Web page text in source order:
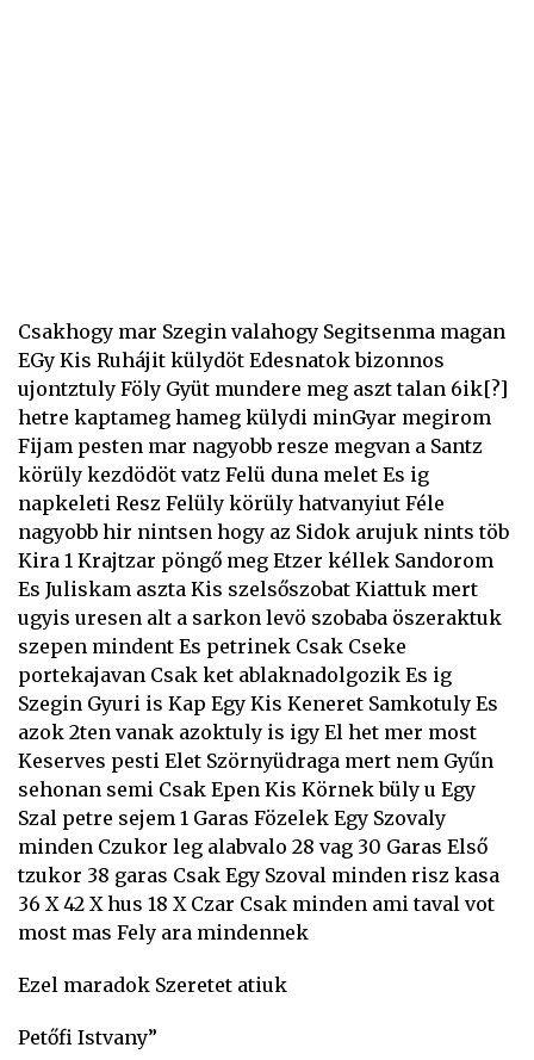
Csakhogy mar Szegin valahogy Segitsenma magan
EGy Kis Ruhájit külydöt Edesnatok bizonnos
ujontztuly Föly Gyüt mundere meg aszt talan 6ik[?]
hetre kaptameg hameg külydi minGyar megirom
Fijam pesten mar nagyobb resze megvan a Santz
körüly kezdödöt vatz Felü duna melet Es ig
napkeleti Resz Felüly körüly hatvanyiut Féle
nagyobb hir nintsen hogy az Sidok arujuk nints töb
Kira 1 Krajtzar pöngő meg Etzer kéllek Sandorom
Es Juliskam aszta Kis szelsőszobat Kiattuk mert
ugyis uresen alt a sarkon levö szobaba öszeraktuk
szepen mindent Es petrinek Csak Cseke
portekajavan Csak ket ablaknadolgozik Es ig
Szegin Gyuri is Kap Egy Kis Keneret Samkotuly Es
azok 2ten vanak azoktuly is igy El het mer most
Keserves pesti Elet Szörnyüdraga mert nem Gyűn
sehonan semi Csak Epen Kis Körnek büly u Egy
Szal petre sejem 1 Garas Fözelek Egy Szovaly
minden Czukor leg alabvalo 28 vag 30 Garas Első
tzukor 38 garas Csak Egy Szoval minden risz kasa
36 X 42 X hus 18 X Czar Csak minden ami taval vot
most mas Fely ara mindennek
Ezel maradok Szeretet atiuk
Petőfi Istvany”